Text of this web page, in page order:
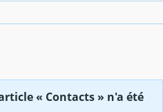
« Contacts » n'a été